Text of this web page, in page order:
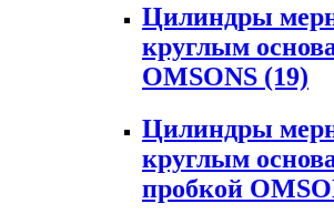
Цилиндры
круглым
OMSONS (19)
Цилиндры
круглым
пробкой